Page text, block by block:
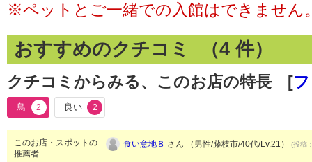
※ペットとご一緒での入館はできません
おすすめのクチコミ （4 件）
クチコミからみる、このお店の特長 [
鳥 2 良い 2
このお店・スポットの
推薦者
食い意地８ さん （男性/藤枝市/40代/Lv.21） (投稿